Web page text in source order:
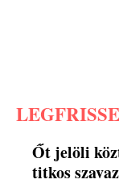
Őt jelöli
titkos